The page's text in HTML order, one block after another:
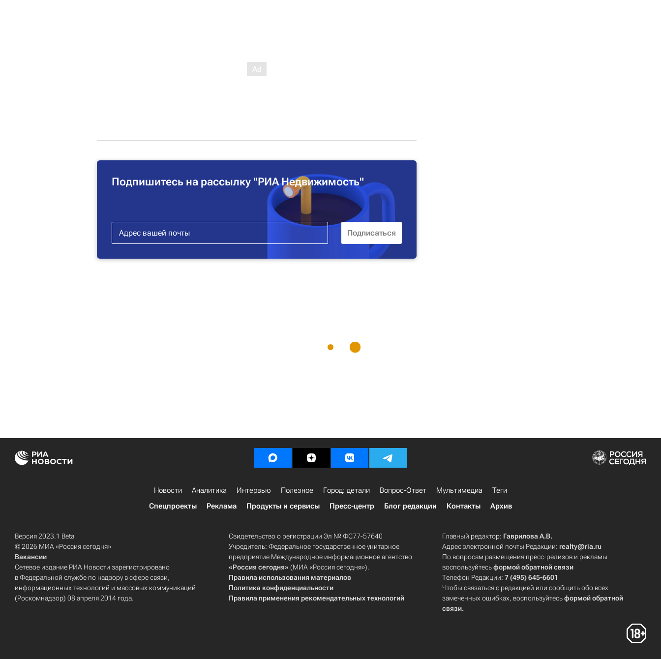
Подпишитесь на рассылку "РИА Недвижимость"
Новости Аналитика Интервью Полезное Город: детали Вопрос-Ответ Мультимедиа
Теги
Спецпроекты
Реклама Продукты и сервисы Пресс-центр Блог редакции Контакты Архив
Версия 2023.1 Beta
© 2026 МИА «Россия сегодня»
Вакансии
Сетевое издание РИА Новости зарегистрировано
в Федеральной службе по надзору в сфере связи,
информационных технологий и массовых коммуникаций
(Роскомнадзор) 08 апреля 2014 года.
Свидетельство о регистрации Эл № ФС77-57640
Учредитель: Федеральное государственное унитарное
предприятие Международное информационное агентство
«Россия сегодня» (МИА «Россия сегодня»).
Правила использования материалов
Политика конфиденциальности
Правила применения рекомендательных технологий
Главный редактор: Гаврилова А.В.
Адрес электронной почты Редакции: realty@ria.ru
По вопросам размещения пресс-релизов и рекламы
воспользуйтесьформой обратной связи
Телефон Редакции:7 (495) 645-6601
Чтобы связаться с редакцией или сообщить обо всех
замеченных ошибках, воспользуйтесьформой обратной
связи.